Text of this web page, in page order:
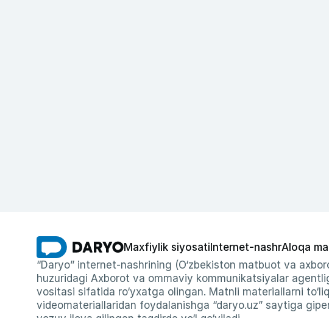
Maxfiylik siyosati Internet-nashrAloqa
“Daryo” internet-nashrining (O‘zbekiston matbuot va
huzuridagi Axborot va ommaviy kommunikatsiyalar
vositasi sifatida ro‘yxatga olingan. Matnli materiallarni
videomateriallaridan foydalanishga “daryo.uz” saytiga